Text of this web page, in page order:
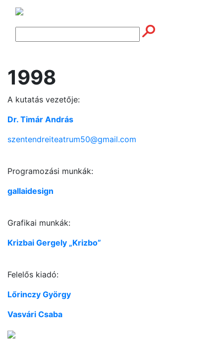
1998
A kutatás vezetője:
Dr. Timár András
szentendreiteatrum50@gmail.com
Programozási munkák:
gallaidesign
Grafikai munkák:
Krizbai Gergely „Krizbo”
Felelős kiadó:
Lőrinczy György
Vasvári Csaba